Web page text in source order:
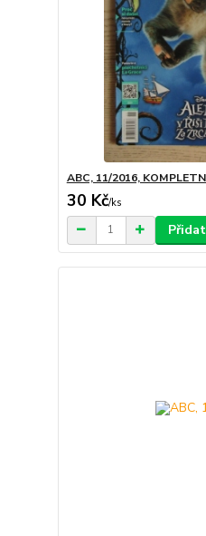
ABC, 11/2016,
30 Kč/ks